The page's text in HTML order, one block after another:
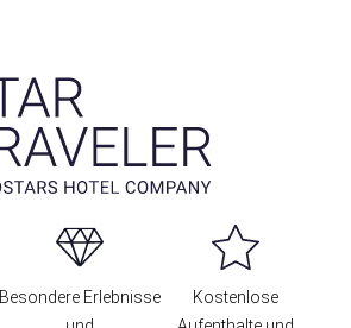
Besondere Erlebnisse
Kostenlose